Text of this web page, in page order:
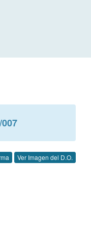
007
Ver Imagen del D.O.